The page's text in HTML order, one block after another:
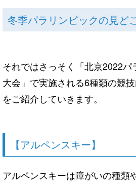
冬季パラリンピックの見ど
それではさっそく「北京2022
大会」で実施される6種類の競
をご紹介していきます。
【アルペンスキー】
アルペンスキーは障がいの種類